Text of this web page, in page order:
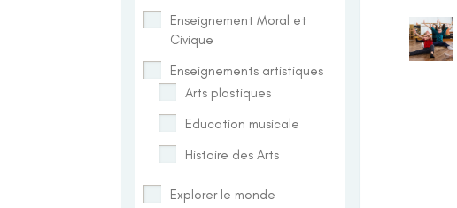
Enseignement Moral et
Civique
Enseignements artistiques
Arts plastiques
Education musicale
Histoire des Arts
Explorer le monde